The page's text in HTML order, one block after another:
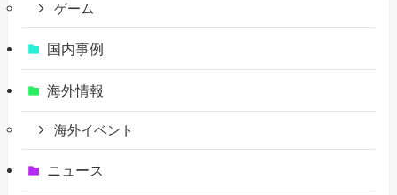
ゲーム
国内事例
海外情報
海外イベント
ニュース